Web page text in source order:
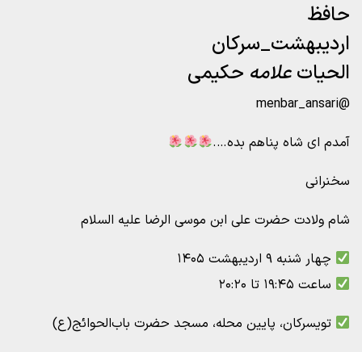
حافظ
اردیبهشت_سرکان
الحیاتعلامه حکیمی
@menbar_ansari
آمدم ای شاه پناهم بده….
سخنرانی
شام ولادت حضرت علی ابن موسی الرضا علیه السلام
چهار شنبه ۹ اردیبهشت ۱۴۰۵
ساعت ۱۹:۴۵ تا ۲۰:۲۰
تویسرکان، پایین محله، مسجد حضرت باب‌الحوائج(ع)